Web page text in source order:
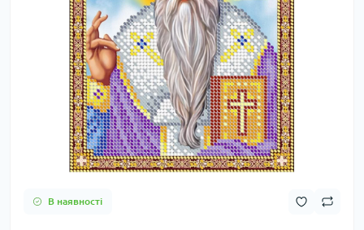
В наявності